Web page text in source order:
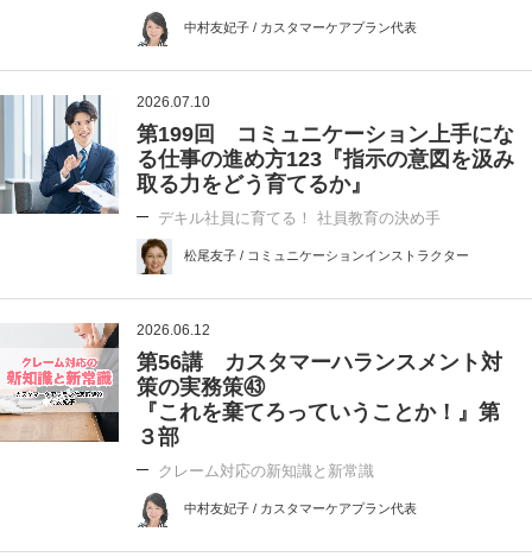
中村友妃子 / カスタマーケアプラン代表
2026.07.10
第199回 コミュニケーション上手にな
る仕事の進め方123『指示の意図を汲み
取る力をどう育てるか』
デキル社員に育てる！ 社員教育の決め手
松尾友子 / コミュニケーションインストラクター
2026.06.12
第56講 カスタマーハランスメント対
策の実務策㊸
『これを棄てろっていうことか！』第
３部
クレーム対応の新知識と新常識
中村友妃子 / カスタマーケアプラン代表